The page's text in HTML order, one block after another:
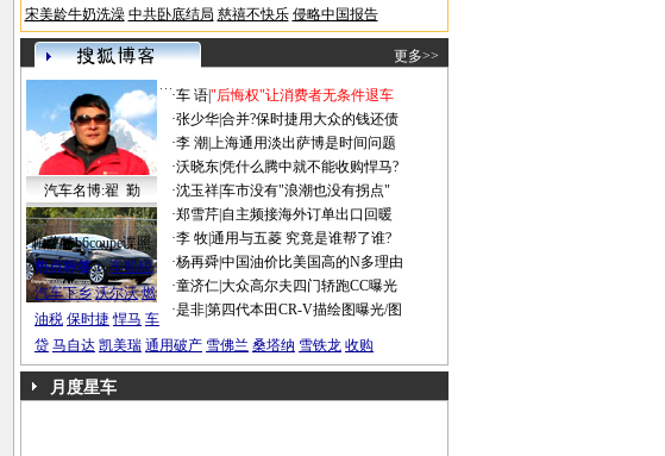
宋美龄牛奶洗澡 中共卧底结局 慈禧不快乐 侵略中国报告
更多>>
汽车名博:翟 勤
帕萨特b6coupe谍照
·车 语|"后悔权"让消费者无条件退车
·张少华|合并?保时捷用大众的钱还债
·李 潮 上海通用淡出萨博是时间问题
·沃晓东|凭什么腾中就不能收购悍马?
·沈玉祥|车市没有"浪潮也没有拐点"
·郑雪芹| 自主频接海外订单出口回暖
·李 牧|通用与五菱 究竟是谁帮了谁?
·杨再舜|中国油价比美国高的N多理由
·童济仁|大众高尔夫四门轿跑CC曝光
·是非|第四代本田CR-V描绘图曝光/图
热点标签： 车船税
汽车下乡 沃尔沃 燃
油税 保时捷 悍马 车
贷 马自达 凯美瑞 通用破产 雪佛兰 桑塔纳 雪铁龙 收购
月度星车